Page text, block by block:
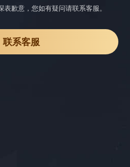
歉意，您如有疑问请联系客服。
联系客服